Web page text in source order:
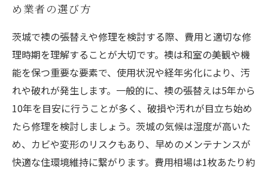
め業者の選び方
茨城で襖の張替えや修理を検討する際、費用と適切な修
理時期を理解することが大切です。襖は和室の美観や機
能を保つ重要な要素で、使用状況や経年劣化により、汚
れや破れが発生します。一般的に、襖の張替えは5年から
10年を目安に行うことが多く、破損や汚れが目立ち始め
たら修理を検討しましょう。茨城の気候は湿度が高いた
め、カビや変形のリスクもあり、早めのメンテナンスが
快適な住環境維持に繋がります。費用相場は1枚あたり約